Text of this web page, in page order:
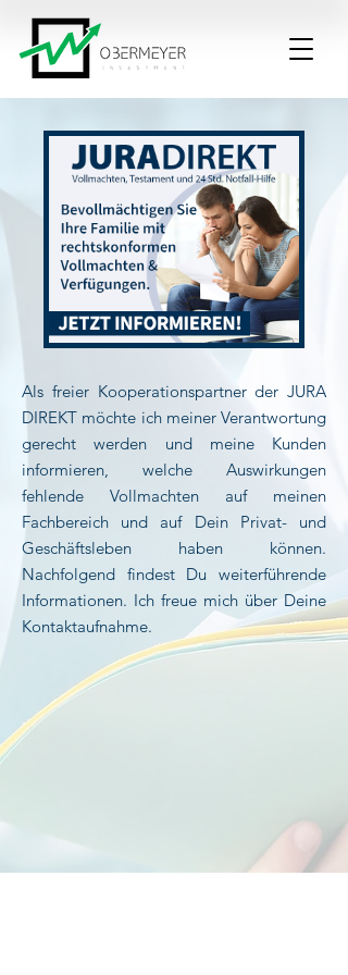
Als freier Kooperationspartner der JURA
DIREKT möchte ich meiner Verantwortung
gerecht werden und meine Kunden
informieren, welche Auswirkungen
fehlende Vollmachten auf meinen
Fachbereich und auf Dein Privat- und
Geschäftsleben haben können.
Nachfolgend findest Du weiterführende
Informationen. Ich freue mich über Deine
Kontaktaufnahme.